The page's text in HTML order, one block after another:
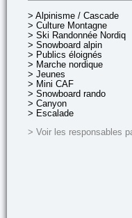
> Alpinisme / Cascade
> Culture Montagne
> Ski Randonnée Nordique
> Snowboard alpin
> Publics éloignés
> Marche nordique
> Jeunes
> Mini CAF
> Snowboard rando
> Canyon
> Escalade
> Voir les responsables